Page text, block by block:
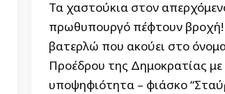
Τα χαστούκια στον
πρωθυπουργό πέφτουν βροχή!
βατερλώ που ακούει στο
Προέδρου της Δημοκρατίας με
υποψηφιότητα – φιάσκο